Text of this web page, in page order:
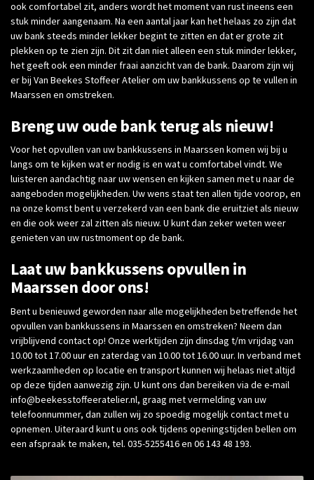
ook comfortabel zit, anders wordt het moment van rust ineens een
stuk minder aangenaam. Na een aantal jaar kan het helaas zo zijn dat
uw bank steeds minder lekker begint te zitten en dat er grote zit
plekken op te zien zijn. Dit zit dan niet alleen een stuk minder lekker,
het geeft ook een minder fraai aanzicht van de bank. Daarom zijn wij
er bij Van Beekes Stoffeer Atelier om uw bankkussens op te vullen in
Maarssen en omstreken.
Breng uw oude bank terug als nieuw!
Voor het opvullen van uw bankkussens in Maarssen komen wij bij u
langs om te kijken wat er nodig is en wat u comfortabel vindt. We
luisteren aandachtig naar uw wensen en kijken samen met u naar de
aangeboden mogelijkheden. Uw wens staat ten allen tijde voorop, en
na onze komst bent u verzekerd van een bank die eruitziet als nieuw
en die ook weer zal zitten als nieuw. U kunt dan zeker weten weer
genieten van uw rustmoment op de bank.
Laat uw bankkussens opvullen in
Maarssen door ons!
Bent u benieuwd geworden naar alle mogelijkheden betreffende het
opvullen van bankkussens in Maarssen en omstreken? Neem dan
vrijblijvend contact op! Onze werktijden zijn dinsdag t/m vrijdag van
10.00 tot 17.00 uur en zaterdag van 10.00 tot 16.00 uur. In verband met
werkzaamheden op locatie en transport kunnen wij helaas niet altijd
op deze tijden aanwezig zijn. U kunt ons dan bereiken via de e-mail
info@beekesstoffeeratelier.nl, graag met vermelding van uw
telefoonnummer, dan zullen wij zo spoedig mogelijk contact met u
opnemen. Uiteraard kunt u ons ook tijdens openingstijden bellen om
een afspraak te maken, tel. 035-5255416 en 06 143 48 193.